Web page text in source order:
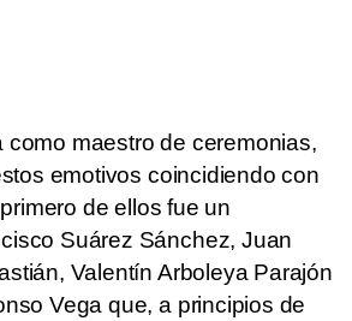
como maestro de ceremonias,
emotivos coincidiendo con
de ellos fue un
Suárez Sánchez, Juan
Valentín Arboleya Parajón
Vega que, a principios de